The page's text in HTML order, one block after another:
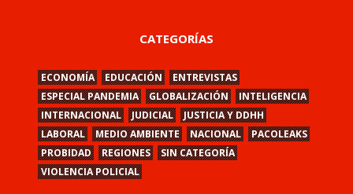
CATEGORÍAS
ECONOMÍA EDUCACIÓN
ENTREVISTAS
ESPECIAL PANDEMIA
GLOBALIZACIÓN
INTELIGENCIA
INTERNACIONAL
JUDICIAL
JUSTICIA Y DDHH
LABORAL
MEDIO AMBIENTE NACIONAL
PACOLEAKS
PROBIDAD
REGIONES
SIN CATEGORÍA
VIOLENCIA POLICIAL